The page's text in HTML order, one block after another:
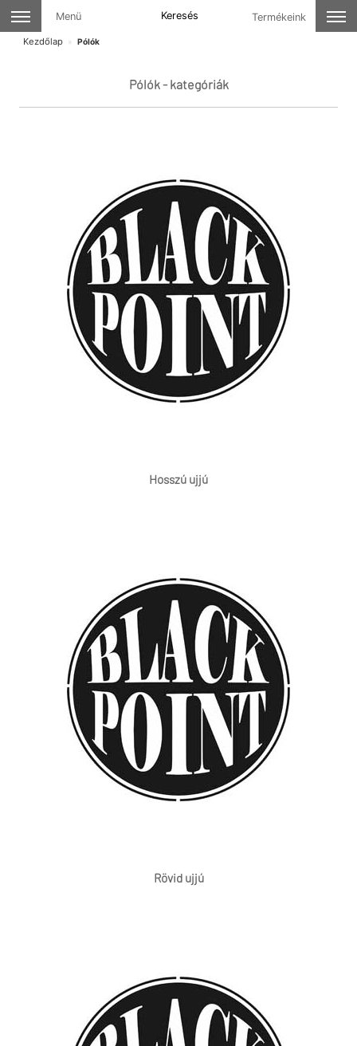
Menü Keresés Termékeink
Kezdőlap Pólók
Pólók - kategóriák
Hosszú ujjú
Rövid ujjú